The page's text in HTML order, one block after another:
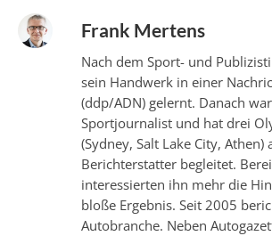
Frank Mertens
Nach dem Sport- und
sein Handwerk in einer
(ddp/ADN) gelernt. Danach
Sportjournalist und hat drei
(Sydney, Salt Lake City, Athen)
Berichterstatter begleitet.
interessierten ihn mehr die
bloße Ergebnis. Seit 2005
Autobranche. Neben